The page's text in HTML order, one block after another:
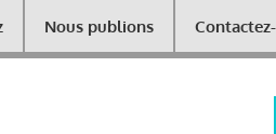
Nous publions